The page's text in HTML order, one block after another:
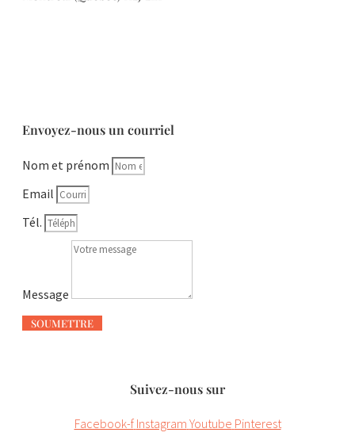
Envoyez-nous un courriel
Nom et prénom
Email
Tél.
Message
SOUMETTRE
Suivez-nous sur
Facebook-f Instagram Youtube Pinterest